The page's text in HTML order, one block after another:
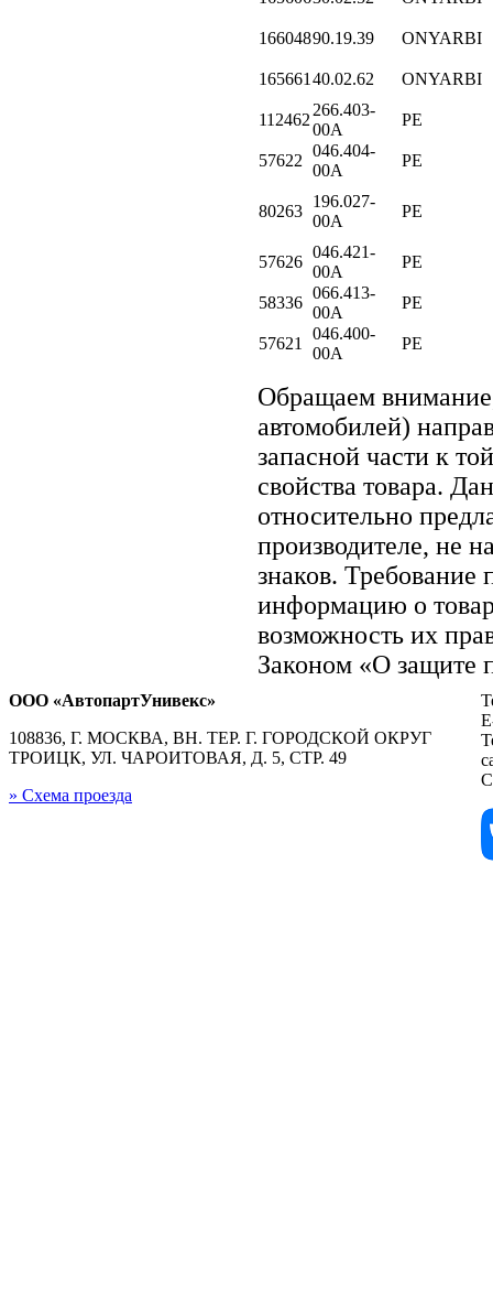
16604890.19.39 ONYARBI
165661 40.02.62 ONYARBI
112462
266.403-
00A
PE
57622
046.404-
00A
PE
80263
196.027-
00A
PE
57626
046.421-
00A
PE
58336
066.413-
00A
PE
57621
046.400-
00A
PE
Обращаем
автомобилей)
запасной части к
свойства товара.
относительно
производителе, не
знаков. Требование
информацию о
возможность их
Законом «О защите
ООО «АвтопартУнивекс»
108836, Г. МОСКВА, ВН. ТЕР. Г. ГОРОДСКОЙ ОКРУГ
ТРОИЦК, УЛ. ЧАРОИТОВАЯ, Д. 5, СТР. 49
» Схема проезда